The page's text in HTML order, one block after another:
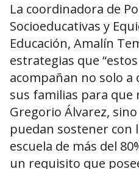
La coordinadora de
Socioeducativas y
Educación, Amalín
estrategias que
acompañan no solo a
sus familias para que
Gregorio Álvarez,
puedan sostener con
escuela de más del
un requisito que